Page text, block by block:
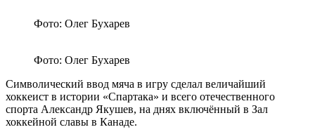
Фото: Олег Бухарев
Фото: Олег Бухарев
Символический ввод мяча в игру сделал величайший
хоккеист в истории «Спартака» и всего отечественного
спорта Александр Якушев, на днях включённый в Зал
хоккейной славы в Канаде.